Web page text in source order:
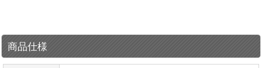
商品仕様